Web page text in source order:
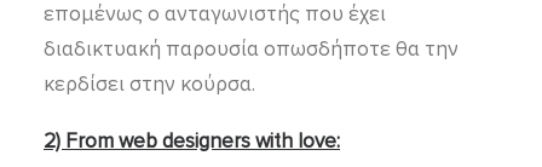
επομένως ο ανταγωνιστής που έχει
διαδικτυακή παρουσία οπωσδήποτε θα την
κερδίσει στην κούρσα.
2) From web designers with love: